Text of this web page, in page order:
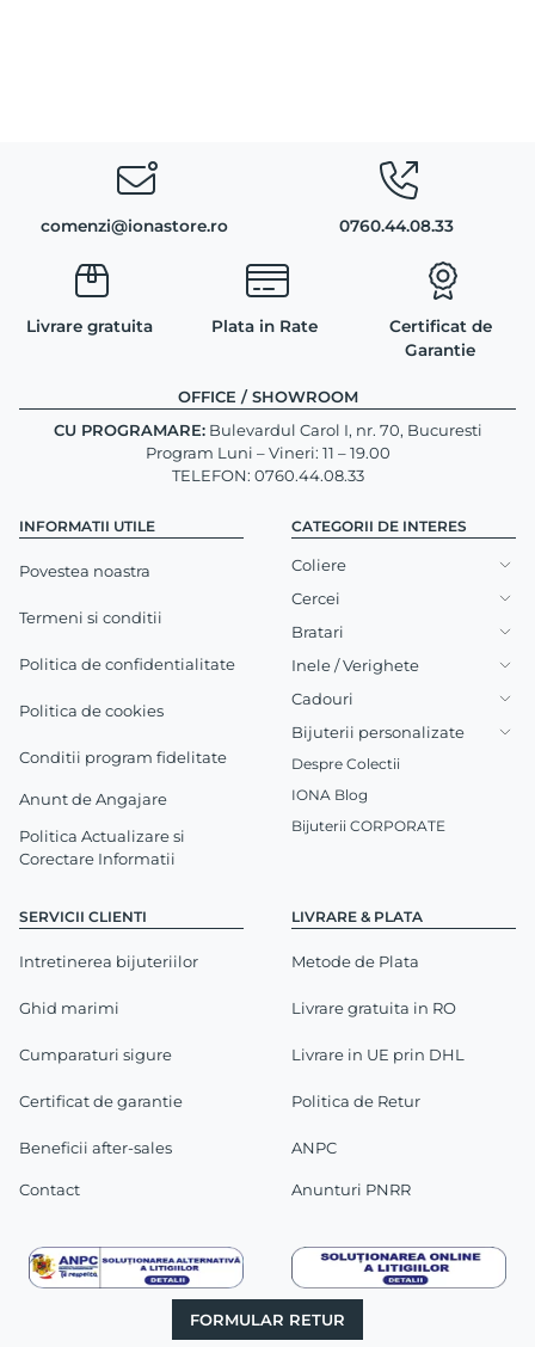
comenzi@ionastore.ro 0760.44.08.33
Livrare gratuita Plata in Rate
Certificat de
Garantie
INFORMATII UTILE
Povestea noastra
Termeni si conditii
Politica de confidentialitate
Politica de cookies
Conditii program fidelitate
Anunt de Angajare
Politica Actualizare si
Corectare Informatii
SERVICII CLIENTI
Intretinerea bijuteriilor
Ghid marimi
Cumparaturi sigure
Certificat de garantie
Beneficii after-sales
Contact
LIVRARE & PLATA
Metode de Plata
Livrare gratuita in RO
Livrare in UE prin DHL
Politica de Retur
ANPC
Anunturi PNRR
OFFICE / SHOWROOM
CU PROGRAMARE:Bulevardul Carol I, nr. 70, Bucuresti
Program Luni – Vineri: 11 – 19.00
TELEFON: 0760.44.08.33
CATEGORII DE INTERES
Coliere
Cercei
Bratari
Inele / Verighete
Cadouri
Bijuterii personalizate
Despre Colectii
IONA Blog
Bijuterii CORPORATE
FORMULAR RETUR